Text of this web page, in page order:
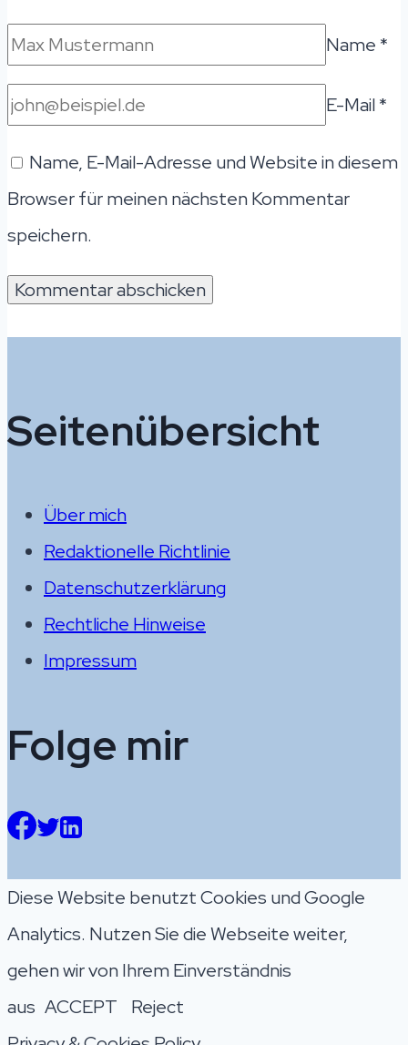
Name *
E-Mail*
Name, E-Mail-Adresse und Website in diesem
Browser für meinen nächsten Kommentar
speichern.
Seitenübersicht
Über mich
Redaktionelle Richtlinie
Datenschutzerklärung
Rechtliche Hinweise
Impressum
Folge mir
Diese Website benutzt Cookies und Google
Analytics. Nutzen Sie die Webseite weiter,
gehen wir von Ihrem Einverständnis
aus ACCEPT
Reject